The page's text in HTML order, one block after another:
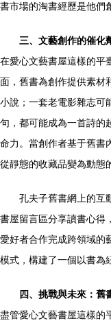
書市場的淘書經歷是他們
三、文藝創作的催化
在愛心文藝書屋這樣的平
面，舊書為創作提供素材
小說；一套老電影雜志可
句，都可能成為一首詩的
命力。當創作者基于舊書
從靜態的收藏品變為動態
孔夫子舊書網上的互
書屋留言區分享讀書心得
愛好者合作完成跨領域的
模式，構建了一個以書為
四、挑戰與未來：舊
盡管愛心文藝書屋這樣的